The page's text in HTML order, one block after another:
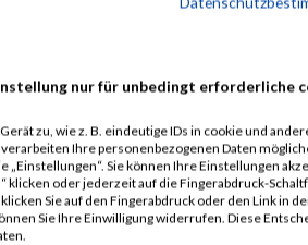
-
nur für unbedingt erforderliche
zu, wie z. B. eindeutige IDs in cookie und
Ihre personenbezogenen Daten
Sie können Ihre Einstellungen
klicken oder jederzeit auf die Fingerabdruck-
Sie auf den Fingerabdruck oder den Link in
Sie Ihre Einwilligung widerrufen. Diese